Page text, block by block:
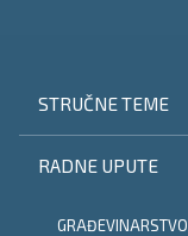
STRUČNE TEME
RADNE UPUTE
GRAĐEVINARSTVO